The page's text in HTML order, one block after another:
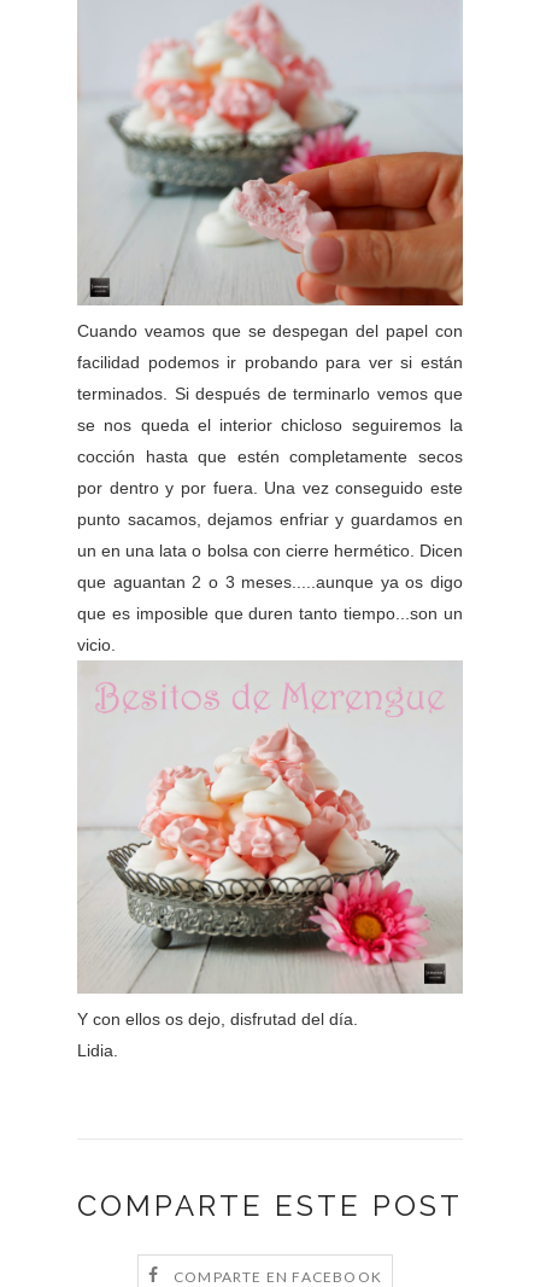
Cuando veamos que se despegan del papel con
facilidad podemos ir probando para ver si están
terminados. Si después de terminarlo vemos que
se nos queda el interior chicloso seguiremos la
cocción hasta que estén completamente secos
por dentro y por fuera. Una vez conseguido este
punto sacamos, dejamos enfriar y guardamos en
un en una lata o bolsa con cierre hermético. Dicen
que aguantan 2 o 3 meses.....aunque ya os digo
que es imposible que duren tanto tiempo...son un
vicio.
Y con ellos os dejo, disfrutad del día.
Lidia.
COMPARTE ESTE POST
COMPARTE EN FACEBOOK